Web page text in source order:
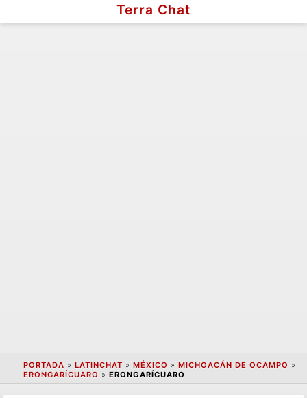
Terra Chat
PORTADA » LATINCHAT » MÉXICO » MICHOACÁN DE OCAMPO »
ERONGARÍCUARO » ERONGARÍCUARO